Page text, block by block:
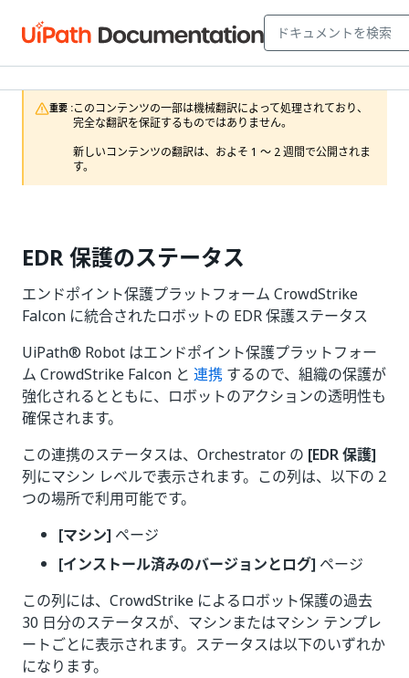
重要 :このコンテンツの一部は機械翻訳によって処理されており、
完全な翻訳を保証するものではありません。
新しいコンテンツの翻訳は、およそ 1 ～ 2 週間で公開されま
す。
EDR 保護のステータス
エンドポイント保護プラットフォーム CrowdStrike
Falcon に統合されたロボットの EDR 保護ステータス
UiPath® Robot はエンドポイント保護プラットフォー
ム CrowdStrike Falcon と 連携 するので、組織の保護が
強化されるとともに、ロボットのアクションの透明性も
確保されます。
この連携のステータスは、Orchestrator の [EDR 保護]
列にマシン レベルで表示されます。この列は、以下の 2
つの場所で利用可能です。
[マシン] ページ
[インストール済みのバージョンとログ] ページ
この列には、CrowdStrike によるロボット保護の過去
30 日分のステータスが、マシンまたはマシン テンプレ
ートごとに表示されます。ステータスは以下のいずれか
になります。